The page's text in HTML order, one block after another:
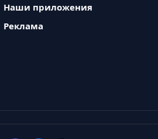
Наши приложения
Реклама